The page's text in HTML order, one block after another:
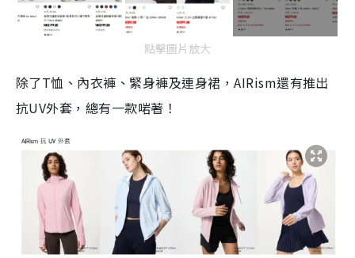
點擊圖片放大
除了T恤、內衣褲、緊身褲及連身裙，AIRism還有推出
抗UV外套，總有一款啱著！